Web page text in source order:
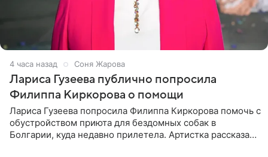
4 часа назад Соня Жарова
Лариса Гузеева публично попросила
Филиппа Киркорова о помощи
Лариса Гузеева попросила Филиппа Киркорова помочь с
обустройством приюта для бездомных собак в
Болгарии, куда недавно прилетела. Артистка рассказала